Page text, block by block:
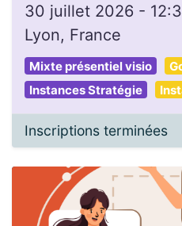
30 juillet 2026 -
Lyon, France
Mixte présentiel visio
Instances Stratégie
Inscriptions terminées